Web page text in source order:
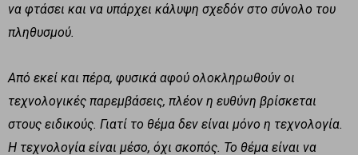
να φτάσει και να υπάρχει κάλυψη σχεδόν στο σύνολο του
πληθυσμού.
Από εκεί και πέρα, φυσικά αφού ολοκληρωθούν οι
τεχνολογικές παρεμβάσεις, πλέον η ευθύνη βρίσκεται
στους ειδικούς. Γιατί το θέμα δεν είναι μόνο η τεχνολογία.
Η τεχνολογία είναι μέσο, όχι σκοπός. Το θέμα είναι να